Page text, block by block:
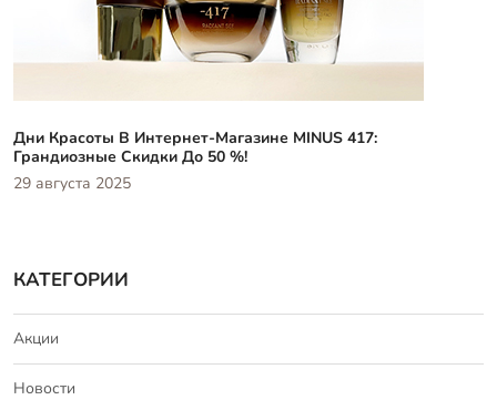
Дни Красоты В Интернет-Магазине MINUS 417:
Грандиозные Скидки До 50 %!
29 августа 2025
КАТЕГОРИИ
Акции
Новости